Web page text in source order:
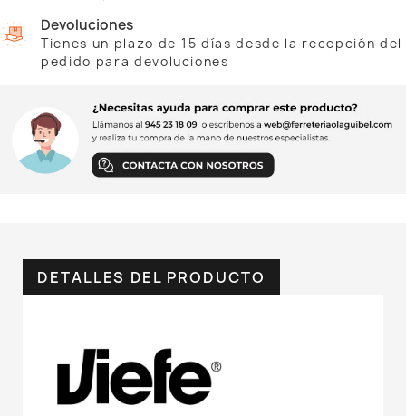
Devoluciones
Tienes un plazo de 15 días desde la recepción del
pedido para devoluciones
DETALLES DEL PRODUCTO